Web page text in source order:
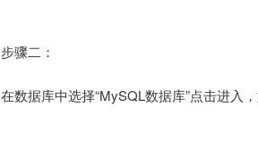
步骤二：
在数据库中选择“MySQL数据库”点击进入，